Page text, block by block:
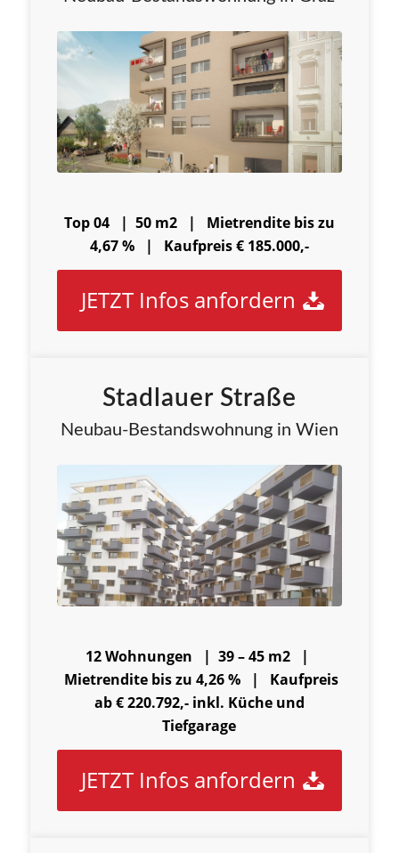
Top 04 | 50 m2 | Mietrendite bis zu
4,67 % | Kaufpreis € 185.000,-
JETZT Infos anfordern
Stadlauer Straße
Neubau-Bestandswohnung in Wien
12 Wohnungen | 39 – 45 m2 |
Mietrendite bis zu 4,26 % | Kaufpreis
ab € 220.792,- inkl. Küche und
Tiefgarage
JETZT Infos anfordern